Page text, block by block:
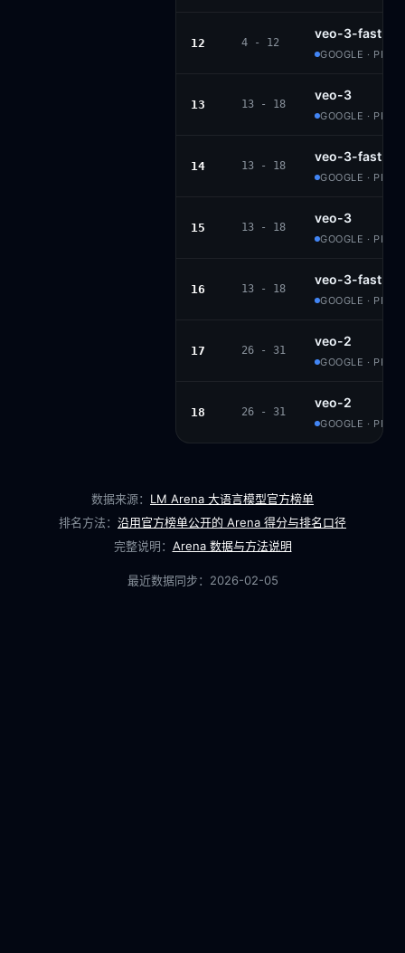
12 4 - 12
veo-3-fast-
GOOGLE ·
13 13 - 18
veo-3
GOOGLE ·
14 13 - 18
veo-3-fast
GOOGLE ·
15 13 - 18
veo-3
GOOGLE ·
16 13 - 18
veo-3-fast
GOOGLE ·
17 26 - 31
veo-2
GOOGLE ·
18 26 - 31
veo-2
GOOGLE ·
数据来源： LM Arena 大语言模型官方榜单
排名方法： 沿用官方榜单公开的 Arena 得分与排名口径
完整说明： Arena 数据与方法说明
最近数据同步： 2026-02-05